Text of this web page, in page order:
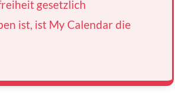
gesetzlich
ist, ist My Calendar die